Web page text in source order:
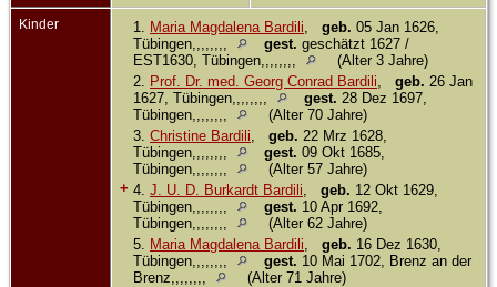
Kinder 1. Maria Magdalena Bardili geb. 05 Jan 1626,
Tübingen,,,,,,,,
gest. geschätzt 1627 /
EST1630, Tübingen,,,,,,,,
(Alter 3 Jahre)
2.
Prof. Dr. med. Georg Conrad Bardili geb. 26 Jan
1627, Tübingen,,,,,,,,
gest. 28 Dez 1697,
Tübingen,,,,,,,,
(Alter 70 Jahre)
3. Christine Bardili geb. 22 Mrz 1628,
Tübingen,,,,,,,,
gest. 09 Okt 1685,
Tübingen,,,,,,,,
(Alter 57 Jahre)
+ 4. J. U. D. Burkardt Bardili geb. 12 Okt 1629,
Tübingen,,,,,,,,
gest. 10 Apr 1692,
Tübingen,,,,,,,,
(Alter 62 Jahre)
5.
Maria Magdalena Bardili geb. 16 Dez 1630,
Tübingen,,,,,,,,
gest. 10 Mai 1702, Brenz an der
Brenz,,,,,,,,
(Alter 71 Jahre)